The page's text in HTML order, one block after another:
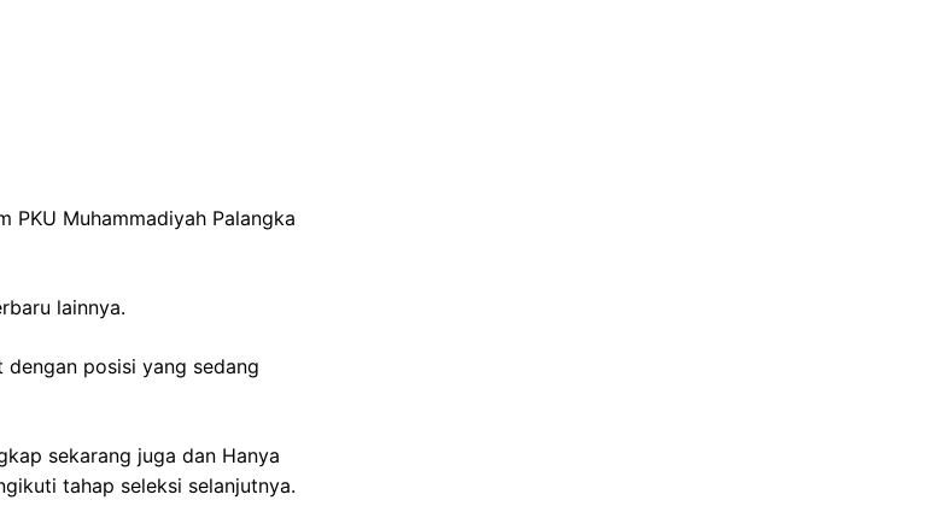
PKU Muhammadiyah Palangka
lainnya.
posisi yang sedang
sekarang juga dan Hanya
tahap seleksi selanjutnya.